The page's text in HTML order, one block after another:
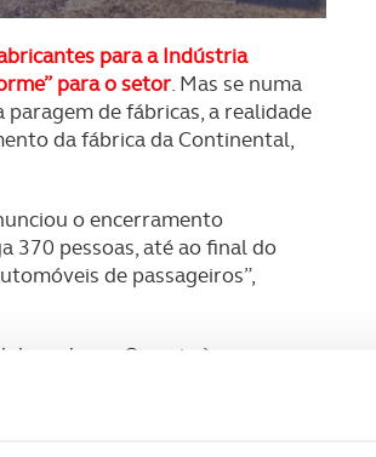
para a Indústria
para o setor. Mas se numa
de fábricas, a realidade
da fábrica da Continental,
o encerramento
370 pessoas, até ao final do
de passageiros”,
O apoio às pessoas
estreitamente com a Comissão
Este pacote vai incluir
Continental”.